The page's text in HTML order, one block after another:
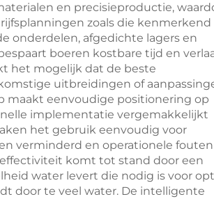
en precisieproductie,
zoals die kenmerkend
onderdelen, afgedichte lagers en
boeren kostbare tijd en
het mogelijk dat de beste
uitbreidingen of
maakt eenvoudige positionering op
implementatie vergemakkelijkt
het gebruik eenvoudig voor
verminderd en operationele
komt tot stand door een
water levert die nodig is voor
door te veel water. De intelligente